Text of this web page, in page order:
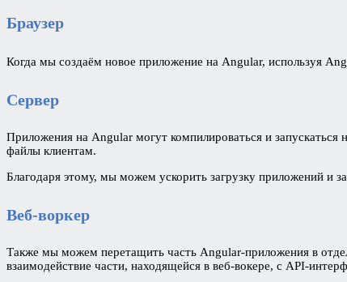
Браузер
Когда мы создаём новое приложение на Angular, используя
Сервер
Приложения на Angular могут компилироваться и
файлы клиентам.
Благодаря этому, мы можем ускорить загрузку приложений и
Веб-воркер
Также мы можем перетащить часть Angular-приложения в
взаимодействие части, находящейся в веб-вокере, с API-